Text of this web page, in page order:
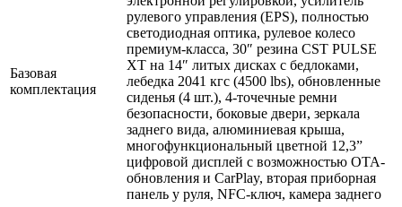
Базовая
комплектация
рулевого управления (EPS), полностью
светодиодная оптика, рулевое колесо
премиум-класса, 30″ резина CST PULSE
XT на 14″ литых дисках с бедлоками,
лебедка 2041 кгс (4500 lbs), обновленные
сиденья (4 шт.), 4-точечные ремни
безопасности, боковые двери, зеркала
заднего вида, алюминиевая крыша,
многофункциональный цветной 12,3”
цифровой дисплей с возможностью OTA-
обновления и CarPlay, вторая приборная
панель у руля, NFC-ключ, камера заднего